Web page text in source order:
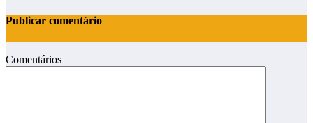
Publicar comentário
Comentários